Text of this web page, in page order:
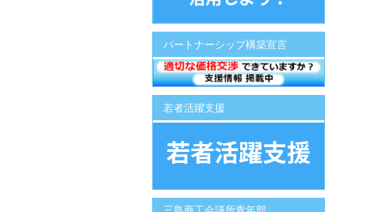
パートナーシップ構築宣言
若者活躍支援